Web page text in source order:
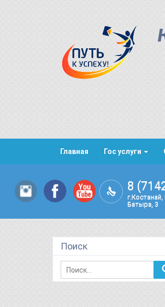
Главная Гос услуги
8
Батыра, 3
Поиск